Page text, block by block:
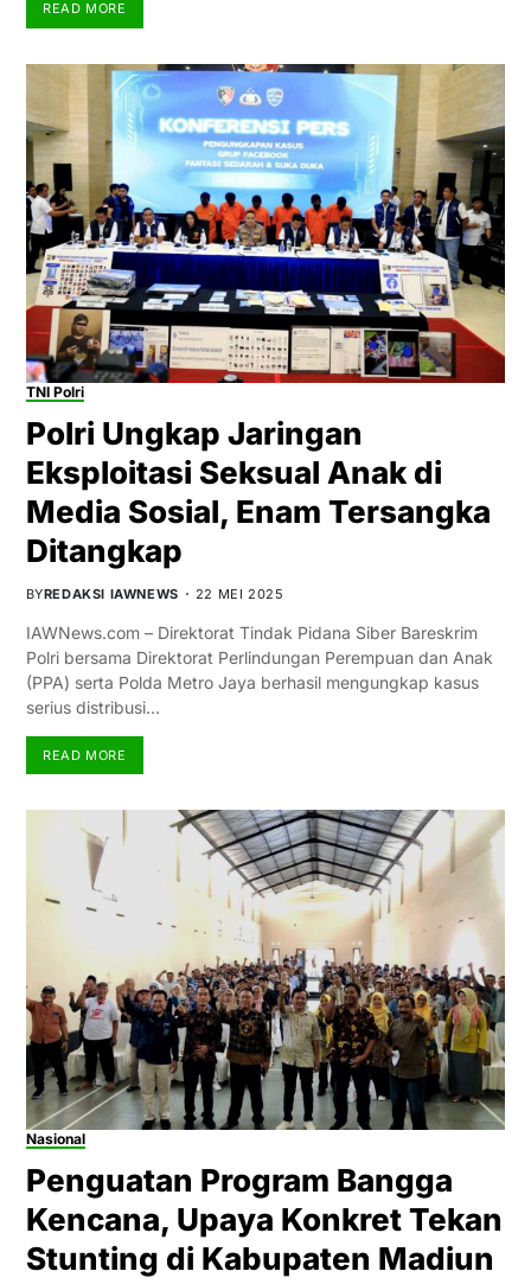
READ MORE
TNI Polri
Polri Ungkap Jaringan
Eksploitasi Seksual Anak di
Media Sosial, Enam Tersangka
Ditangkap
BYREDAKSI IAWNEWS 22 MEI 2025
IAWNews.com – Direktorat Tindak Pidana Siber Bareskrim
Polri bersama Direktorat Perlindungan Perempuan dan Anak
(PPA) serta Polda Metro Jaya berhasil mengungkap kasus
serius distribusi…
READ MORE
Nasional
Penguatan Program Bangga
Kencana, Upaya Konkret Tekan
Stunting di Kabupaten Madiun